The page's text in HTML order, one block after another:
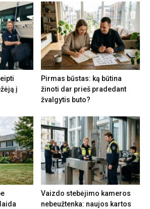
į
Pirmas būstas: ką būtina
žinoti dar prieš pradedant
žvalgytis buto?
Vaizdo stebėjimo kameros
nebeužtenka: naujos kartos